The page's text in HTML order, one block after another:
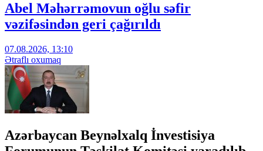
Abel Məhərrəmovun oğlu səfir
vəzifəsindən geri çağırıldı
07.08.2026, 13:10
Ətraflı oxumaq
Azərbaycan Beynəlxalq İnvestisiya